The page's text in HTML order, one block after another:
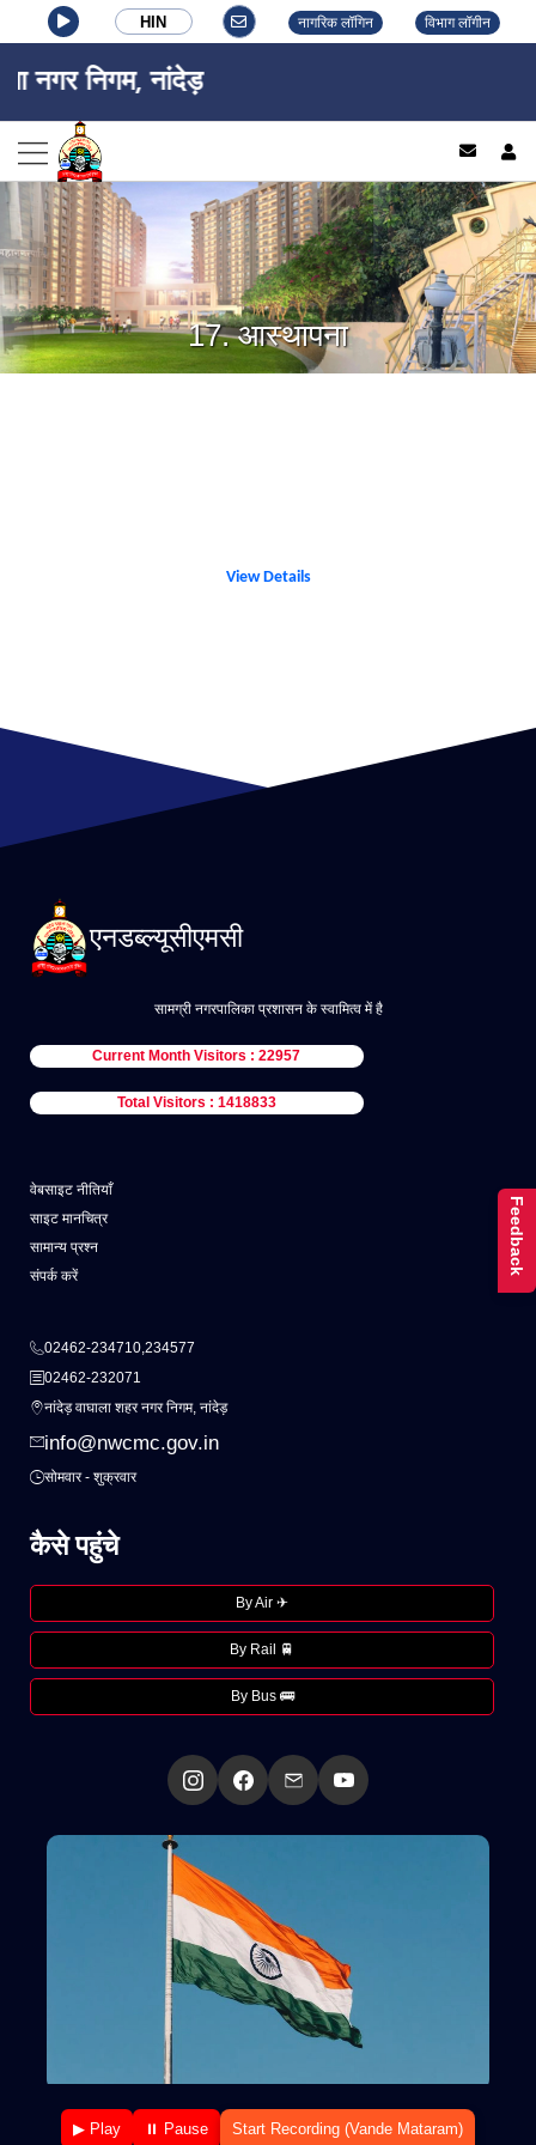
HIN नागरिक लॉगिन विभाग लॉगीन
नगर निगम, नांदेड़
17. आस्थापना
View Details
एनडब्ल्यूसीएमसी
सामग्री नगरपालिका प्रशासन के स्वामित्व में है
Current Month Visitors : 22957
Total Visitors : 1418833
वेबसाइट नीतियाँ
साइट मानचित्र
सामान्य प्रश्न
संपर्क करें
02462-234710,234577
02462-232071
नांदेड़ वाघाला शहर नगर निगम, नांदेड़
info@nwcmc.gov.in
सोमवार - शुक्रवार
कैसे पहुंचे
By Air ✈
By Rail 🚆
By Bus 🚌
▶ Play ⏸ Pause Start Recording (Vande Mataram)
Feedback